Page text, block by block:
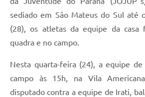
Serviço de Informação ao Cidadão
Termos de Fomento
Galeria de Fotos
Audiências Públicas
sediado em São Mateus do Sul até
(28), os atletas da equipe da casa
quadra e no campo.
Nesta quarta-feira (24), a equipe
campo às 15h, na Vila
disputado contra a equipe de Irati,